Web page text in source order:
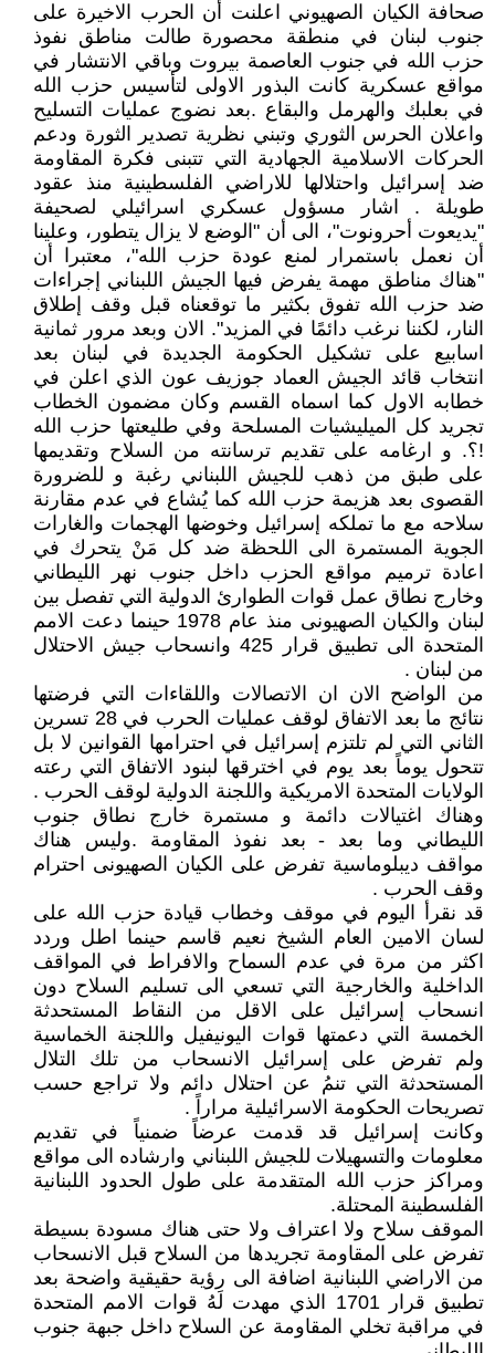
صحافة الكيان الصهيوني اعلنت أن الحرب الاخيرة على
جنوب لبنان في منطقة محصورة طالت مناطق نفوذ
حزب الله في جنوب العاصمة بيروت وباقي الانتشار في
مواقع عسكرية كانت البذور الاولى لتأسيس حزب الله
في بعلبك والهرمل والبقاع .بعد نضوج عمليات التسليح
واعلان الحرس الثوري وتبني نظرية تصدير الثورة ودعم
الحركات الاسلامية الجهادية التي تتبنى فكرة المقاومة
ضد إسرائيل واحتلالها للاراضي الفلسطينية منذ عقود
طويلة . اشار مسؤول عسكري اسرائيلي لصحيفة
"يديعوت أحرونوت"، الى أن "الوضع لا يزال يتطور، وعلينا
أن نعمل باستمرار لمنع عودة حزب الله"، معتبرا أن
"هناك مناطق مهمة يفرض فيها الجيش اللبناني إجراءات
ضد حزب الله تفوق بكثير ما توقعناه قبل وقف إطلاق
النار، لكننا نرغب دائمًا في المزيد". الان وبعد مرور ثمانية
اسابيع على تشكيل الحكومة الجديدة في لبنان بعد
انتخاب قائد الجيش العماد جوزيف عون الذي اعلن في
خطابه الاول كما اسماه القسم وكان مضمون الخطاب
تجريد كل الميليشيات المسلحة وفي طليعتها حزب الله
!؟. و ارغامه على تقديم ترسانته من السلاح وتقديمها
على طبق من ذهب للجيش اللبناني رغبة و للضرورة
القصوى بعد هزيمة حزب الله كما يُشاع في عدم مقارنة
سلاحه مع ما تملكه إسرائيل وخوضها الهجمات والغارات
الجوية المستمرة الى اللحظة ضد كل مَنْ يتحرك في
اعادة ترميم مواقع الحزب داخل جنوب نهر الليطاني
وخارج نطاق عمل قوات الطوارئ الدولية التي تفصل بين
لبنان والكيان الصهيونى منذ عام 1978 حينما دعت الامم
المتحدة الى تطبيق قرار 425 وانسحاب جيش الاحتلال
من لبنان .
من الواضح الان ان الاتصالات واللقاءات التي فرضتها
نتائج ما بعد الاتفاق لوقف عمليات الحرب في 28 تسرين
الثاني التي لم تلتزم إسرائيل في احترامها القوانين لا بل
تتحول يوماً بعد يوم في اخترقها لبنود الاتفاق التي رعته
الولايات المتحدة الامريكية واللجنة الدولية لوقف الحرب .
وهناك اغتيالات دائمة و مستمرة خارج نطاق جنوب
الليطاني وما بعد - بعد نفوذ المقاومة .وليس هناك
مواقف ديبلوماسية تفرض على الكيان الصهيونى احترام
وقف الحرب .
قد نقرأ اليوم في موقف وخطاب قيادة حزب الله على
لسان الامين العام الشيخ نعيم قاسم حينما اطل وردد
اكثر من مرة في عدم السماح والافراط في المواقف
الداخلية والخارجية التي تسعي الى تسليم السلاح دون
انسحاب إسرائيل على الاقل من النقاط المستحدثة
الخمسة التي دعمتها قوات اليونيفيل واللجنة الخماسية
ولم تفرض على إسرائيل الانسحاب من تلك التلال
المستحدثة التي تنمُ عن احتلال دائم ولا تراجع حسب
تصريحات الحكومة الاسرائيلية مراراً .
وكانت إسرائيل قد قدمت عرضاً ضمنياً في تقديم
معلومات والتسهيلات للجيش اللبناني وارشاده الى مواقع
ومراكز حزب الله المتقدمة على طول الحدود اللبنانية
الفلسطينة المحتلة.
الموقف سلاح ولا اعتراف ولا حتى هناك مسودة بسيطة
تفرض على المقاومة تجريدها من السلاح قبل الانسحاب
من الاراضي اللبنانية اضافة الى رؤية حقيقية واضحة بعد
تطبيق قرار 1701 الذي مهدت لَهُ قوات الامم المتحدة
في مراقبة تخلي المقاومة عن السلاح داخل جبهة جنوب